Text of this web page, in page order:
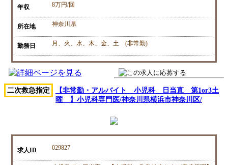
年収 8万円/回
所在地 神奈川県
勤務日 月、火、水、木、金、土 (非常勤)
二次救急指定
【非常勤・アルバイト 小児科 日当直 第1or3土
曜 】小児科専門医/神奈川県横浜市神奈川区/
求人ID 029827